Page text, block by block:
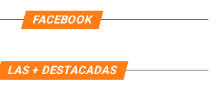
FACEBOOK
LAS + DESTACADAS